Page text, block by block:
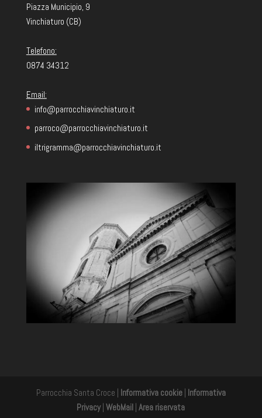
Piazza Municipio, 9
Vinchiaturo (CB)
Telefono:
0874 34312
Email:
info@parrocchiavinchiaturo.it
parroco@parrocchiavinchiaturo.it
iltrigramma@parrocchiavinchiaturo.it
Parrocchia Santa Croce | Informativa cookie| Informativa
Privacy|WebMail |Area riservata